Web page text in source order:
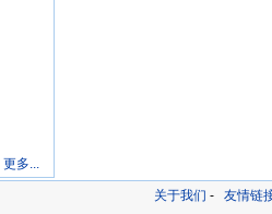
更多...
关于我们 - 友情链